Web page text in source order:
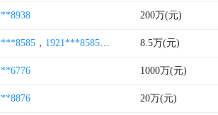
200万(元)
， 1921***8585， 40010517858.5万(元)
1000万(元)
20万(元)